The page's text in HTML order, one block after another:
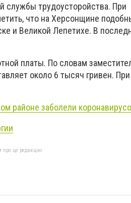
службы трудоусторойства. При
что на Херсонщине
и Великой Лепетихе. В
платы. По словам
около 6 тысяч гривен. При
районе заболели
про це редакцію